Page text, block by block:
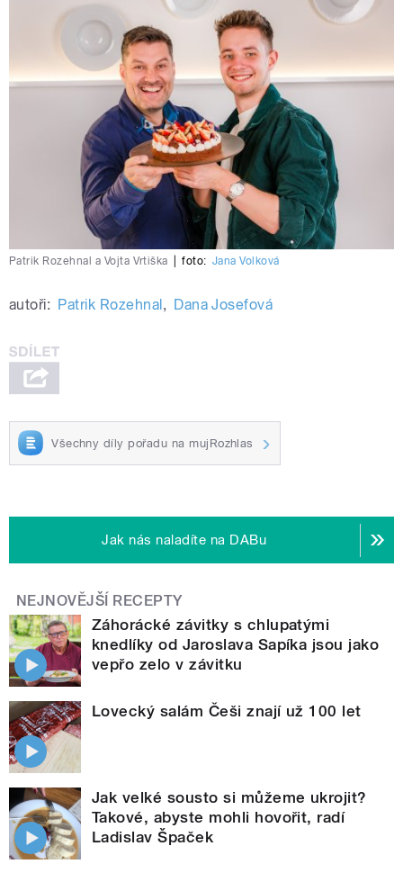
Patrik Rozehnal a Vojta Vrtiška foto: Jana Volková
autoři: Patrik Rozehnal, Dana Josefová
Všechny díly pořadu na mujRozhlas
Jak nás naladíte na DABu
NEJNOVĚJŠÍ RECEPTY
Záhorácké závitky s chlupatými
knedlíky od Jaroslava Sapíka jsou jako
vepřo zelo v závitku
Lovecký salám Češi znají už 100 let
Jak velké sousto si můžeme ukrojit?
Takové, abyste mohli hovořit, radí
Ladislav Špaček